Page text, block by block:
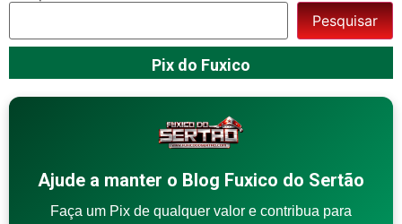
Pesquisar
Pix do Fuxico
Ajude a manter o Blog Fuxico do Sertão
Faça um Pix de qualquer valor e contribua para